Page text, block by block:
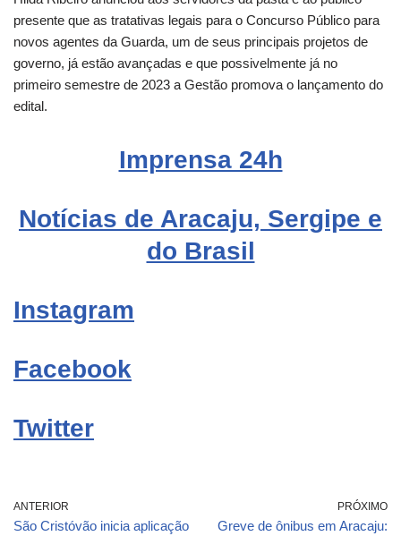
presente que as tratativas legais para o Concurso Público para
novos agentes da Guarda, um de seus principais projetos de
governo, já estão avançadas e que possivelmente já no
primeiro semestre de 2023 a Gestão promova o lançamento do
edital.
Imprensa 24h
Notícias de Aracaju, Sergipe e
do Brasil
Instagram
Facebook
Twitter
ANTERIOR
São Cristóvão inicia aplicação
PRÓXIMO
Greve de ônibus em Aracaju: